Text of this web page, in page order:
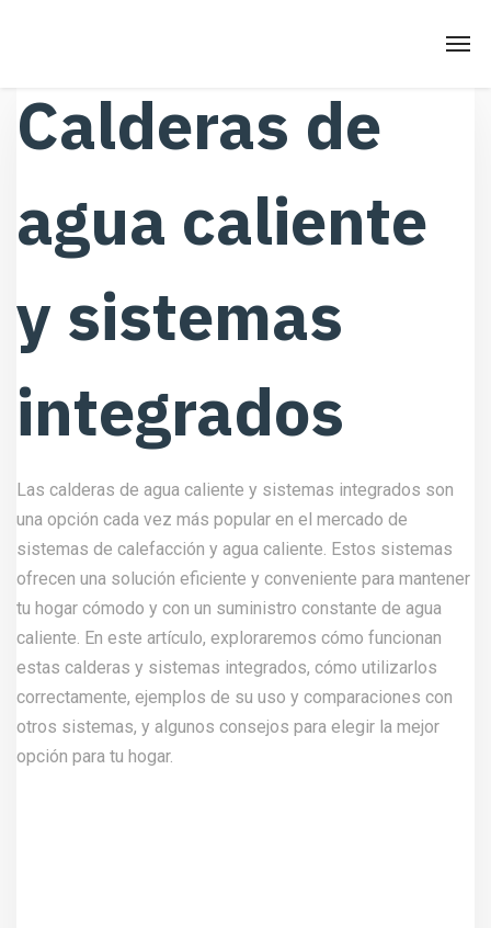
Calderas de
agua caliente
y sistemas
integrados
Las calderas de agua caliente y sistemas integrados son
una opción cada vez más popular en el mercado de
sistemas de calefacción y agua caliente. Estos sistemas
ofrecen una solución eficiente y conveniente para mantener
tu hogar cómodo y con un suministro constante de agua
caliente. En este artículo, exploraremos cómo funcionan
estas calderas y sistemas integrados, cómo utilizarlos
correctamente, ejemplos de su uso y comparaciones con
otros sistemas, y algunos consejos para elegir la mejor
opción para tu hogar.